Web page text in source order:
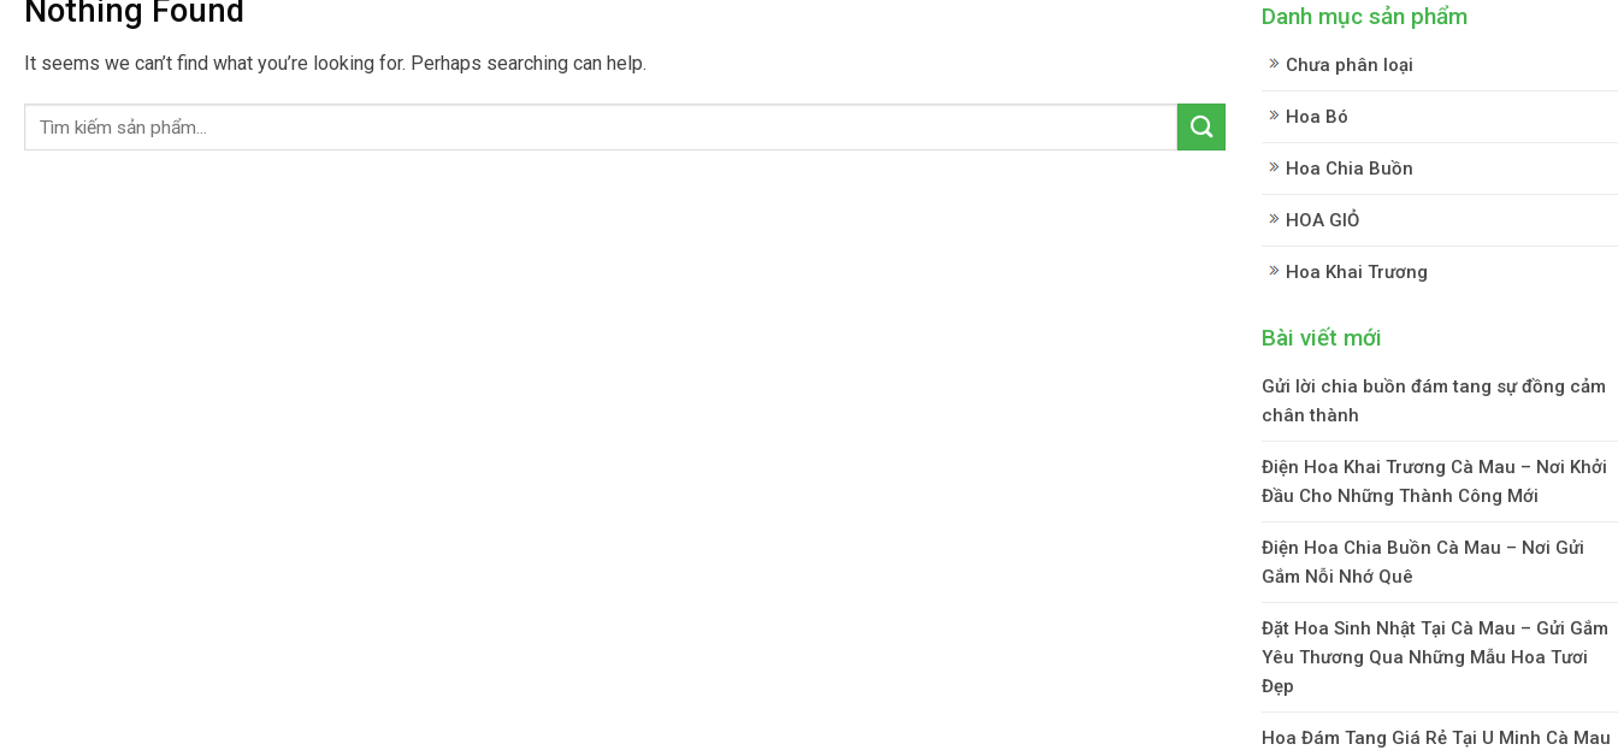
Nothing Found
It seems we can’t find what you’re looking for. Perhaps searching can help.
Danh mục sản phẩm
Chưa phân loại
Hoa Bó
Hoa Chia Buồn
HOA GIỎ
Hoa Khai Trương
Bài viết mới
Gửi lời chia buồn đám tang sự đồng cảm
chân thành
Điện Hoa Khai Trương Cà Mau – Nơi Khởi
Đầu Cho Những Thành Công Mới
Điện Hoa Chia Buồn Cà Mau – Nơi Gửi
Gắm Nỗi Nhớ Quê
Đặt Hoa Sinh Nhật Tại Cà Mau – Gửi Gắm
Yêu Thương Qua Những Mẫu Hoa Tươi
Đẹp
Hoa Đám Tang Giá Rẻ Tại U Minh Cà Mau